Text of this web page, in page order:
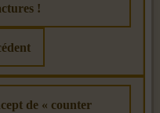
!
de « counter